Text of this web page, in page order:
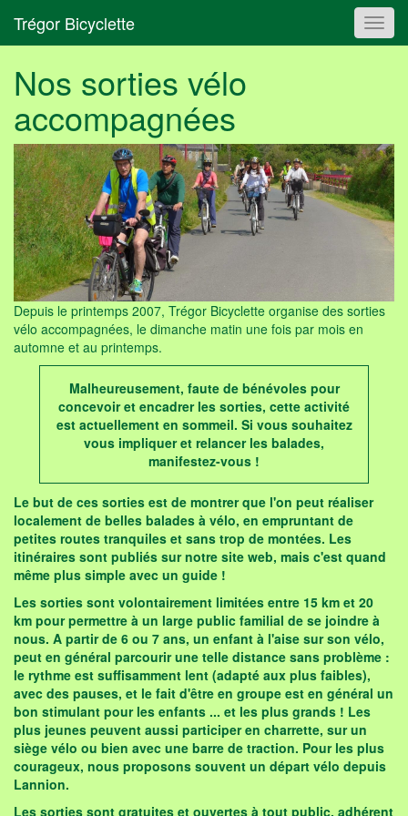
Trégor Bicyclette
Nos sorties vélo
accompagnées
Depuis le printemps 2007, Trégor Bicyclette organise des sorties
vélo accompagnées, le dimanche matin une fois par mois en
automne et au printemps.
Malheureusement, faute de bénévoles pour
concevoir et encadrer les sorties, cette activité
est actuellement en sommeil. Si vous souhaitez
vous impliquer et relancer les balades,
manifestez-vous !
Le but de ces sorties est de montrer que l'on peut réaliser
localement de belles balades à vélo, en empruntant de
petites routes tranquiles et sans trop de montées. Les
itinéraires sont publiés sur notre site web, mais c'est quand
même plus simple avec un guide !
Les sorties sont volontairement limitées entre 15 km et 20
km pour permettre à un large public familial de se joindre à
nous. A partir de 6 ou 7 ans, un enfant à l'aise sur son vélo,
peut en général parcourir une telle distance sans problème :
le rythme est suffisamment lent (adapté aux plus faibles),
avec des pauses, et le fait d'être en groupe est en général un
bon stimulant pour les enfants ... et les plus grands ! Les
plus jeunes peuvent aussi participer en charrette, sur un
siège vélo ou bien avec une barre de traction. Pour les plus
courageux, nous proposons souvent un départ vélo depuis
Lannion.
Les sorties sont gratuites et ouvertes à tout public, adhérent